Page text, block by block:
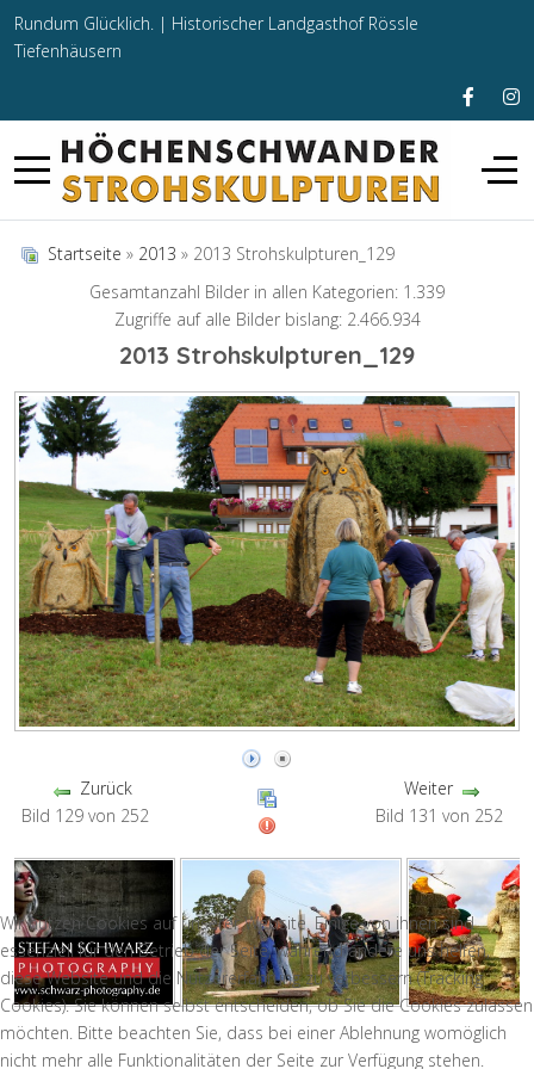
Rundum Glücklich. | Historischer Landgasthof Rössle
Tiefenhäusern
Startseite » 2013 » 2013 Strohskulpturen_129
Gesamtanzahl Bilder in allen Kategorien: 1.339
Zugriffe auf alle Bilder bislang: 2.466.934
2013 Strohskulpturen_129
Zurück
Bild 129 von 252
Weiter
Bild 131 von 252
Wir nutzen Cookies auf unserer Website. Einige von ihnen sind
essenziell für den Betrieb der Seite, während andere uns helfen,
diese Website und die Nutzererfahrung zu verbessern (Tracking
Cookies). Sie können selbst entscheiden, ob Sie die Cookies zulassen
möchten. Bitte beachten Sie, dass bei einer Ablehnung womöglich
nicht mehr alle Funktionalitäten der Seite zur Verfügung stehen.